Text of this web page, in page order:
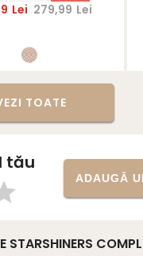
Lei 279,99 Lei
TOATE
tău
ADAUGĂ
STARSHINERS